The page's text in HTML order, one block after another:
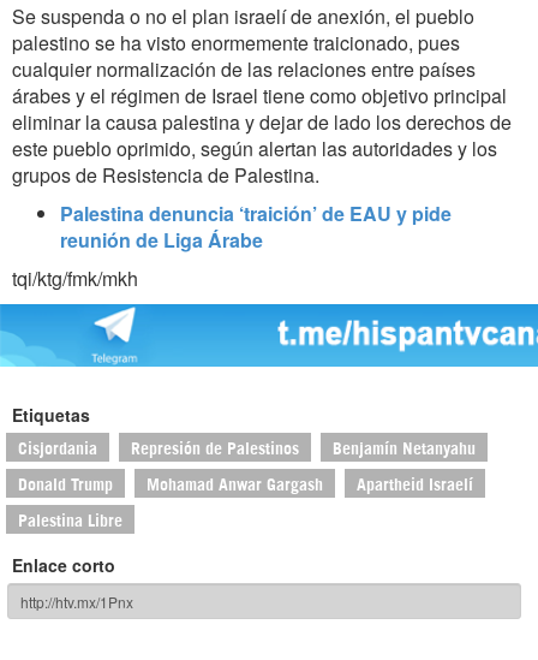
Se suspenda o no el plan israelí de anexión, el pueblo
palestino se ha visto enormemente traicionado, pues
cualquier normalización de las relaciones entre países
árabes y el régimen de Israel tiene como objetivo principal
eliminar la causa palestina y dejar de lado los derechos de
este pueblo oprimido, según alertan las autoridades y los
grupos de Resistencia de Palestina.
Palestina denuncia ‘traición’ de EAU y pide
reunión de Liga Árabe
tqi/ktg/fmk/mkh
Etiquetas
Cisjordania Represión de Palestinos Benjamín Netanyahu
Donald Trump Mohamad Anwar Gargash Apartheid Israelí
Palestina Libre
Enlace corto